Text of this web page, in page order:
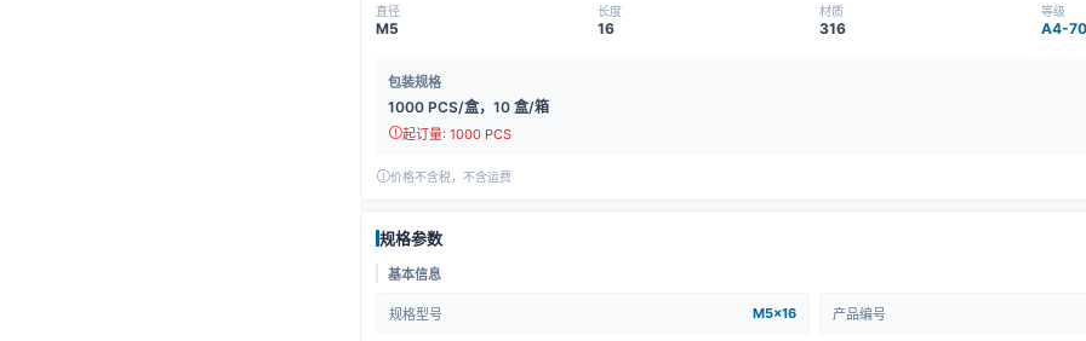
直径
M5
长度
16
材质
316
等级
A4-70
包装规格
1000 PCS/盒，10 盒/箱
起订量: 1000 PCS
价格不含税，不含运费
规格参数
基本信息
规格型号 M5x16 产品编号